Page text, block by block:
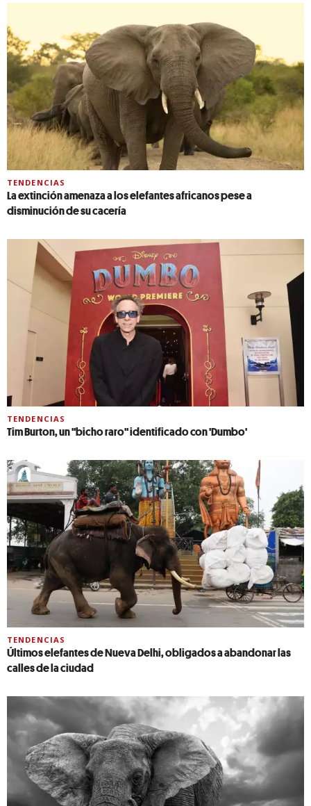
TENDENCIAS
La extinción amenaza a los elefantes africanos pese a
disminución de su cacería
TENDENCIAS
Tim Burton, un "bicho raro" identificado con 'Dumbo'
TENDENCIAS
Últimos elefantes de Nueva Delhi, obligados a abandonar las
calles de la ciudad